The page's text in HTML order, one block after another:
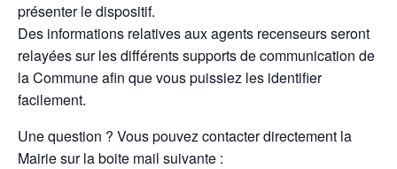
présenter le dispositif.
Des informations relatives aux agents recenseurs seront
relayées sur les différents supports de communication de
la Commune afin que vous puissiez les identifier
facilement.
Une question ? Vous pouvez contacter directement la
Mairie sur la boite mail suivante :